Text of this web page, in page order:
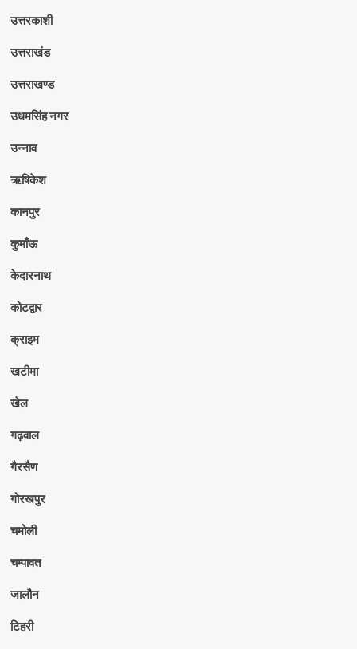
उत्तरकाशी
उत्तराखंड
उत्तराखण्ड
उधमसिंह नगर
उन्नाव
ऋषिकेश
कानपुर
कुमाँऊ
केदारनाथ
कोटद्वार
क्राइम
खटीमा
खेल
गढ़वाल
गैरसैण
गोरखपुर
चमोली
चम्पावत
जालौन
टिहरी